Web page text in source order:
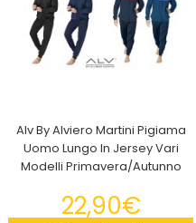
2x Aspiratore Punti Neri -
Alv By Alviero Martini Pigiama
Uomo Lungo In Jersey Vari
Modelli Primavera/Autunno
22,90€